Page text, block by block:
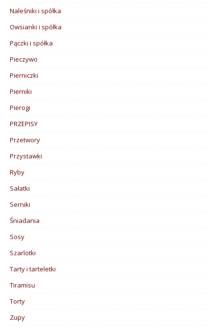
Naleśniki i spółka
Owsianki i spółka
Pączki i spółka
Pieczywo
Pierniczki
Pierniki
Pierogi
PRZEPISY
Przetwory
Przystawki
Ryby
Sałatki
Serniki
Śniadania
Sosy
Szarlotki
Tarty i tarteletki
Tiramisu
Torty
Zupy